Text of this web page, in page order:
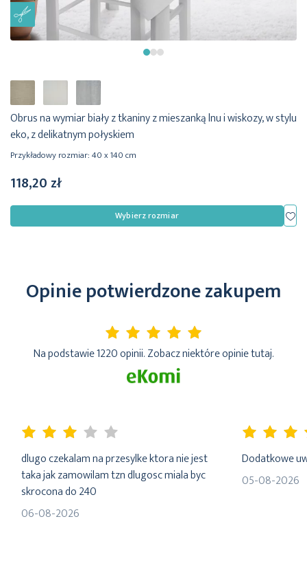
Obrus na wymiar biały z tkaniny z mieszanką lnu i wiskozy, w stylu
eko, z delikatnym połyskiem
Przykładowy rozmiar: 40 x 140 cm
118,20 zł
Wybierz rozmiar
Opinie potwierdzone zakupem
5%
Na podstawie 1220 opinii. Zobacz niektóre opinie tutaj.
dlugo czekalam na przesylke ktora nie jest
taka jak zamowilam tzn dlugosc miala byc
skrocona do 240
06-08-2026
Dodatkowe
05-08-2026